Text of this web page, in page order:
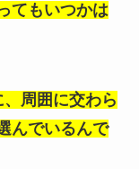
てもいつかは
周囲に交わら
んでいるんで